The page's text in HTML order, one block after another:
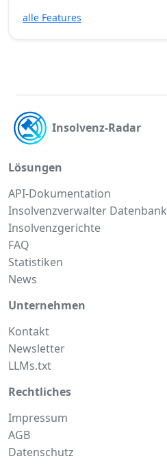
alle Features
Insolvenz-Radar
Lösungen
API-Dokumentation
Insolvenzverwalter Datenbank
Insolvenzgerichte
FAQ
Statistiken
News
Unternehmen
Kontakt
Newsletter
LLMs.txt
Rechtliches
Impressum
AGB
Datenschutz